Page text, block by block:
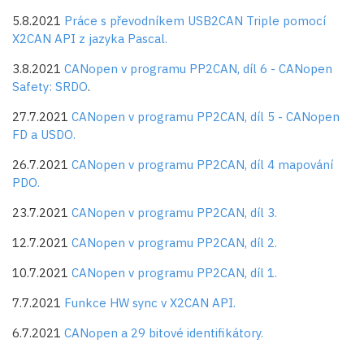
5.8.2021 Práce s převodníkem USB2CAN Triple pomocí
X2CAN API z jazyka Pascal.
3.8.2021 CANopen v programu PP2CAN, díl 6 - CANopen
Safety: SRDO.
27.7.2021 CANopen v programu PP2CAN, díl 5 - CANopen
FD a USDO.
26.7.2021 CANopen v programu PP2CAN, díl 4 mapování
PDO.
23.7.2021 CANopen v programu PP2CAN, díl 3.
12.7.2021 CANopen v programu PP2CAN, díl 2.
10.7.2021 CANopen v programu PP2CAN, díl 1.
7.7.2021 Funkce HW sync v X2CAN API.
6.7.2021 CANopen a 29 bitové identifikátory.